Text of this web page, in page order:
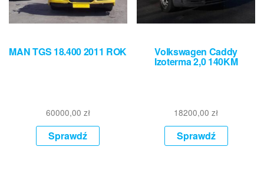
MAN TGS 18.400 2011 ROK
60000,00 zł
Sprawdź
Volkswagen Caddy
Izoterma 2,0 140KM
18200,00zł
Sprawdź